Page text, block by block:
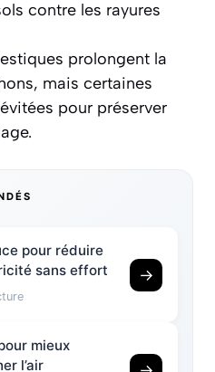
contre les rayures
prolongent la
mais certaines
pour préserver
pour réduire
sans effort
→
mieux
l’air